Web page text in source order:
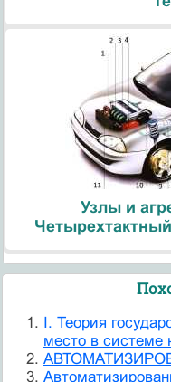
Узлы и
I. Теория
место в системе